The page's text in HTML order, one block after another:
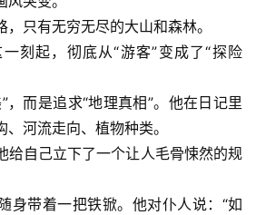
只有无穷无尽的大山和森林。
刻起，彻底从“游客”变成了“探险
，而是追求“地理真相”。他在日记里
河流走向、植物种类。
给自己立下了一个让人毛骨悚然的规
身带着一把铁锨。他对仆人说：“如